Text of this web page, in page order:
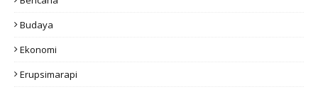
Budaya
Ekonomi
Erupsimarapi